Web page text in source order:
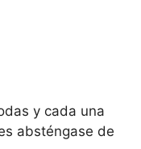
y cada una
absténgase de